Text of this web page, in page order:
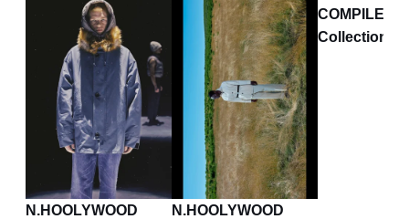
N.HOOLYWOOD
N.HOOLYWOOD
COMPILE
Collection